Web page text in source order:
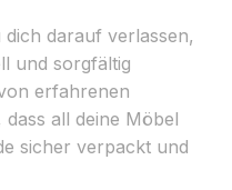
darauf verlassen,
und sorgfältig
erfahrenen
all deine Möbel
sicher verpackt und